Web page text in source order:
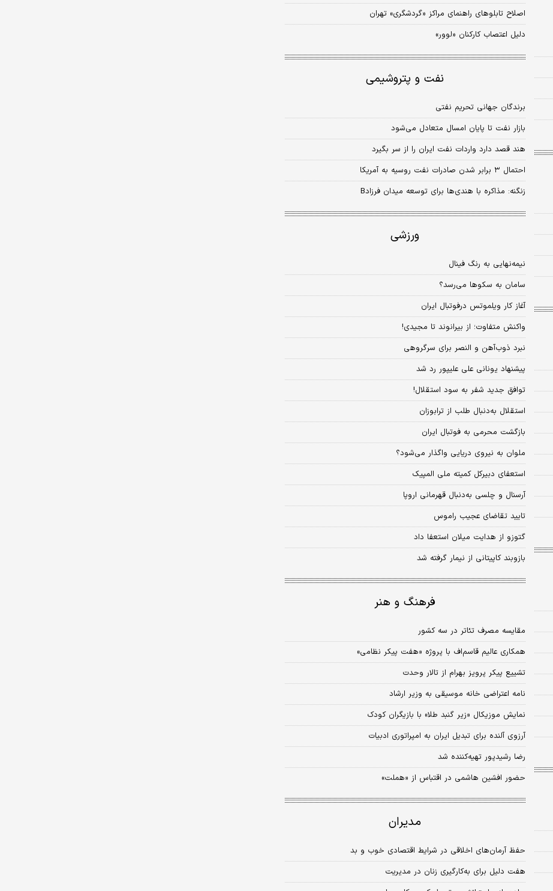
اصلاح تابلوهای راهنمای مراکز «گردشگری» تهران
دلیل اعتصاب کارکنان «لوور»
نفت و پتروشیمی
برندگان جهانی تحریم نفتی
بازار نفت تا پایان امسال متعادل می‌شود
هند قصد دارد واردات نفت ایران را از سر بگیرد
احتمال ۳ برابر شدن صادرات نفت روسیه به آمریکا
زنگنه: مذاکره با هندی‌ها برای توسعه میدان فرزادB
ورزشی
نیمه‌نهایی به رنگ فینال
سامان به سکوها می‌رسد؟
آغاز کار ویلموتس درفوتبال ایران
واکنش متفاوت؛ از بیرانوند تا مجیدی!
نبرد ذوب‌آهن و النصر برای سرگروهی
پیشنهاد یونانی علی علیپور رد شد
توافق جدید شفر به سود استقلال!
استقلال به‌دنبال طلب از ترابوزان
بازگشت محرمی به فوتبال ایران
ملوان به نیروی دریایی واگذار می‌شود؟
استعفای دبیرکل کمیته ملی المپیک
آرسنال و چلسی به‌دنبال قهرمانی اروپا
تایید تقاضای عجیب راموس
گتوزو از هدایت میلان استعفا داد
بازوبند کاپیتانی از نیمار گرفته شد
فرهنگ و هنر
مقایسه مصرف تئاتر در سه کشور
همکاری عالیم قاسم‌اف با پروژه «هفت پیکر نظامی»
تشییع پیکر پرویز بهرام از تالار وحدت
نامه اعتراضی خانه موسیقی به وزیر ارشاد
نمایش موزیکال «زیر گنبد طلا» با بازیگران کودک
آرزوی آلنده برای تبدیل ایران به امپراتوری ادبیات
رضا رشیدپور تهیه‌کننده شد
حضور افشین هاشمی در اقتباس از «هملت»
مدیران
حفظ آرمان‌های اخلاقی در شرایط اقتصادی خوب و بد
هفت دلیل برای به‌کارگیری زنان در مدیریت